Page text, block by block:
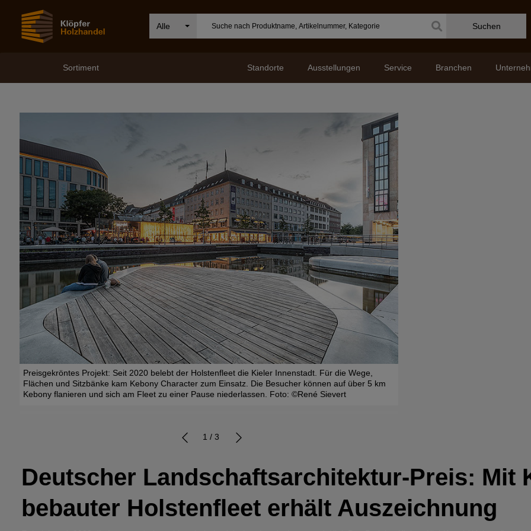
Alle Suchen
Branchen
Service
Ausstellungen
Standorte
Sortiment
Preisgekröntes Projekt: Seit 2020 belebt der Holstenfleet die Kieler Innenstadt. Für die Wege,
Flächen und Sitzbänke kam Kebony Character zum Einsatz. Die Besucher können auf über 5 km
Kebony flanieren und sich am Fleet zu einer Pause niederlassen. Foto: ©René Sievert
1 / 3
Deutscher Landschaftsarchitektur-Preis: Mit
bebauter Holstenfleet erhält Auszeichnung